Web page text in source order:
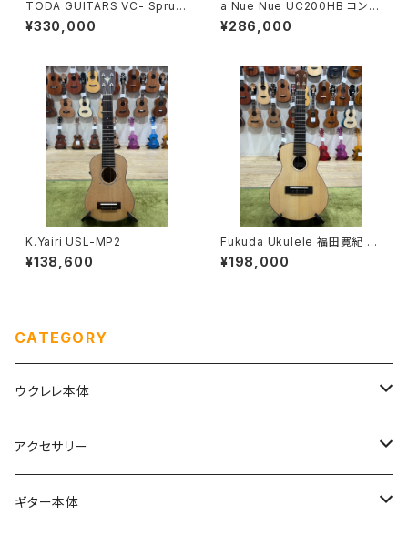
TODA GUITARS VC- Spruc
e Rose No.779
¥330,000
a Nue Nue UC200HB コンサ
ート・ハミングバード
¥286,000
K.Yairi USL-MP2
¥138,600
Fukuda Ukulele 福田寛紀 S
pruce Rose Concert
¥198,000
CATEGORY
ウクレレ本体
ソプラノ
初めてのソプラノ（１〜６万円まで）
ソプラノロングネック
アクセサリー
弦
ギター本体